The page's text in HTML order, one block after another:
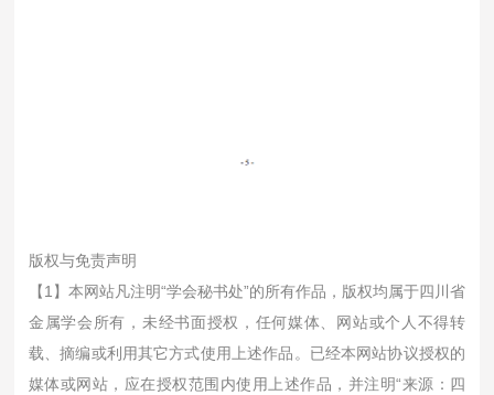
版权与免责声明
【1】本网站凡注明“学会秘书处”的所有作品，版权均属于四川省
金属学会所有，未经书面授权，任何媒体、网站或个人不得转
载、摘编或利用其它方式使用上述作品。已经本网站协议授权的
媒体或网站，应在授权范围内使用上述作品，并注明“来源：四